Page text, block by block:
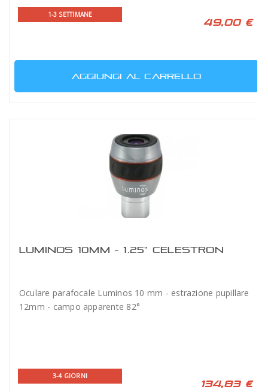
1-3 SETTIMANE
49,00 €
AGGIUNGI AL CARRELLO
LUMINOS 10MM - 1.25" CELESTRON
Oculare parafocale Luminos 10 mm - estrazione pupillare
12mm - campo apparente 82°
3-4 GIORNI
134,83 €